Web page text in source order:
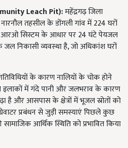
Leach Pit):महेंद्रगढ़ जिला
तहसील के डोंगली गांव में 224 घरों
आरओ सिस्टम के आधार पर 24 घंटे पेयजल
निकासी व्यवस्था है, जो अधिकांश घरों
के कारण नालियों के चोक होने
इलाकों में गंदे पानी और जलभराव के कारण
है और आसपास के क्षेत्रों में भूजल स्रोतों को
प्रबंधन से जुड़ी समस्याएं पिछले कुछ
आर्थिक स्थिति को प्रभावित किया